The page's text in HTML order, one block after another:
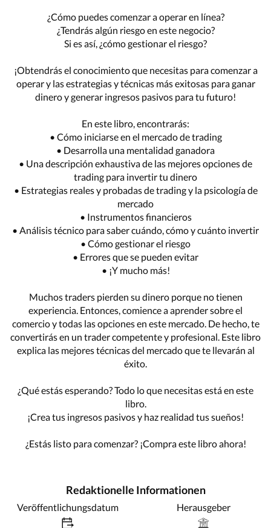
¿Cómo puedes comenzar a operar en línea?
¿Tendrás algún riesgo en este negocio?
Si es así, ¿cómo gestionar el riesgo?
¡Obtendrás el conocimiento que necesitas para comenzar a
operar y las estrategias y técnicas más exitosas para ganar
dinero y generar ingresos pasivos para tu futuro!
En este libro, encontrarás:
• Cómo iniciarse en el mercado de trading
• Desarrolla una mentalidad ganadora
• Una descripción exhaustiva de las mejores opciones de
trading para invertir tu dinero
• Estrategias reales y probadas de trading y la psicología de
mercado
• Instrumentos financieros
• Análisis técnico para saber cuándo, cómo y cuánto invertir
• Cómo gestionar el riesgo
• Errores que se pueden evitar
• ¡Y mucho más!
Muchos traders pierden su dinero porque no tienen
experiencia. Entonces, comience a aprender sobre el
comercio y todas las opciones en este mercado. De hecho, te
convertirás en un trader competente y profesional. Este libro
explica las mejores técnicas del mercado que te llevarán al
éxito.
¿Qué estás esperando? Todo lo que necesitas está en este
libro.
¡Crea tus ingresos pasivos y haz realidad tus sueños!
¿Estás listo para comenzar? ¡Compra este libro ahora!
Redaktionelle Informationen
Veröffentlichungsdatum Herausgeber